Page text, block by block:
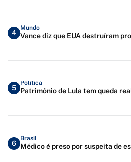
4
Mundo
Vance diz que EUA destruíram
5
Política
Patrimônio de Lula tem queda
6
Brasil
Médico é preso por suspeita de